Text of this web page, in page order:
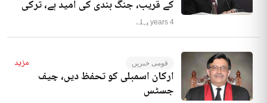
کے قریب، جنگ بندی کی امید ہے، ترکی
4 years پہلے
قومی خبریں مزید
ارکان اسمبلی کو تحفظ دیں، چیف
جسٹس